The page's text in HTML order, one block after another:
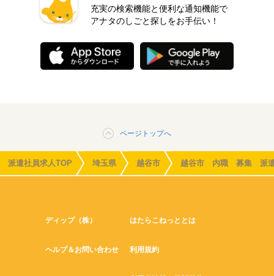
充実の検索機能と便利な通知機能で
アナタのしごと探しをお手伝い！
ページトップへ
派遣社員求人TOP 埼玉県 越谷市 越谷市 内職 募集 派遣
ディップ（株） はたらこねっととは
ヘルプ＆お問い合わせ 利用規約